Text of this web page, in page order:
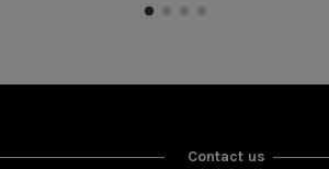
Contact us